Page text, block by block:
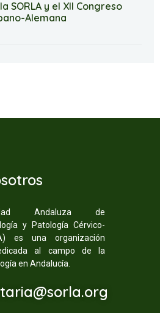
SORLA y el XII Congreso
Alemana
Andaluza de
y Patología Cérvico-
es una organización
al campo de la
en Andalucía.